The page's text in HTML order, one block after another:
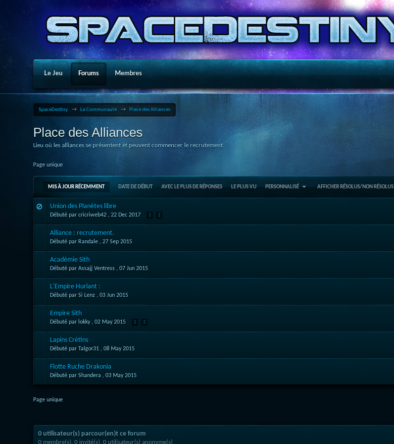
Le Jeu Forums Membres
SpaceDestiny → La Communauté → Place des Alliances
Place des Alliances
Lieu où les alliances se présentent et peuvent commencer le recrutement.
Page unique
MIS À JOUR RÉCEMMENT DATE DE DÉBUT AVEC LE PLUS DE RÉPONSES LE PLUS VU PERSONNALISÉ AFFICHER RÉSOLUS/NON RÉSOLUS
Union des Planètes libre
Débuté par cricriweb42 ,22 Dec 2017 1 2
Alliance : recrutement.
Débuté par Randale ,27 Sep 2015
Académie Sith
Débuté par Assajj Ventress ,07 Jun 2015
L'Empire Hurlant :
Débuté par Si Lenz ,03 Jun 2015
Empire Sith
Débuté par lokky ,02 May 2015 1 2
Lapins Crétins
Débuté par Talgor31 ,08 May 2015
Flotte Ruche Drakonia
Débuté par Shandera ,03 May 2015
Page unique
0 utilisateur(s) parcour(en)t ce forum
0 membre(s), 0 invité(s), 0 utilisateur(s) anonyme(s)